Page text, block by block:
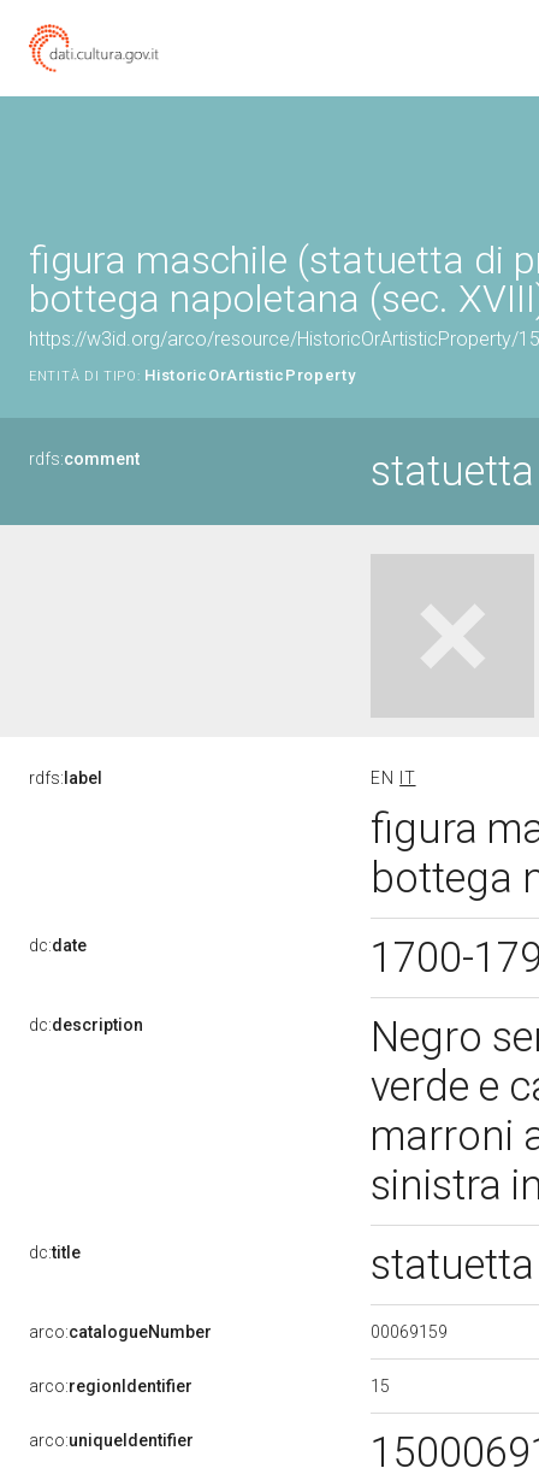
figura maschile (statuetta di
bottega napoletana (sec.
https://w3id.org/arco/resource/HistoricOrArtisticProperty/
ENTITÀ DI TIPO: HistoricOrArtisticProperty
rdfs:comment
rdfs: label EN IT
figura
bottega
dc:date 1700-
dc:description
Negro
verde e
marroni
sinistra
dc:title
arco:catalogueNumber 00069159
arco:regionIdentifier 15
arco:uniqueIdentifier